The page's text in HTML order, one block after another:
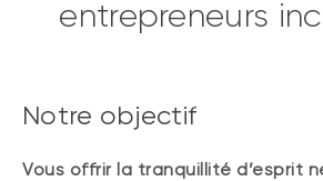
entrepreneurs
Notre objectif
Vous offrir la tranquillité d’esprit